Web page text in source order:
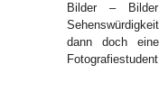
Bilder –
dann doch